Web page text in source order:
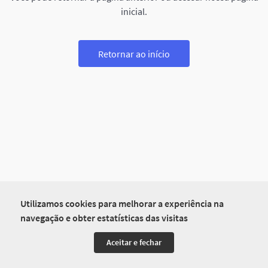
Utilizamos cookies para melhorar a experiência na
navegação e obter estatísticas das visitas
Aceitar e fechar
inicial.
Retornar ao início